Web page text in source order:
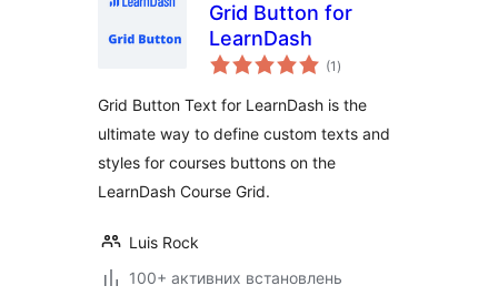
Grid Button for
LearnDash
(1 загальний
рейтинг
)
Grid Button Text for LearnDash is the
ultimate way to define custom texts and
styles for courses buttons on the
LearnDash Course Grid.
Luis Rock
100+ активних встановлень